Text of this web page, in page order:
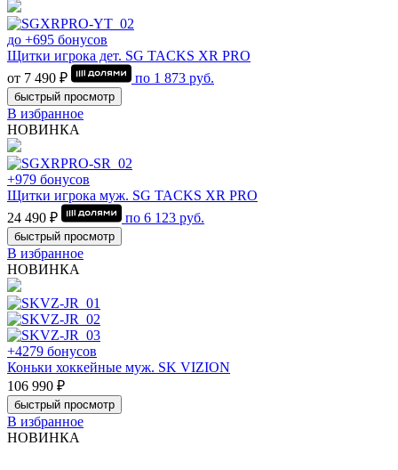
до +695 бонусов
Щитки игрока дет. SG TACKS XR PRO
от 7 490 ₽
по 1 873 руб.
быстрый просмотр
В избранное
НОВИНКА
+979 бонусов
Щитки игрока муж. SG TACKS XR PRO
24 490 ₽
по 6 123 руб.
быстрый просмотр
В избранное
НОВИНКА
+4279 бонусов
Коньки хоккейные муж. SK VIZION
106 990 ₽
быстрый просмотр
В избранное
НОВИНКА